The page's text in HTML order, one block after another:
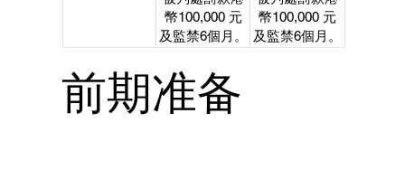
前期准备
幣100,000 元
及監禁6個月。
幣100,000 元
及監禁6個月。